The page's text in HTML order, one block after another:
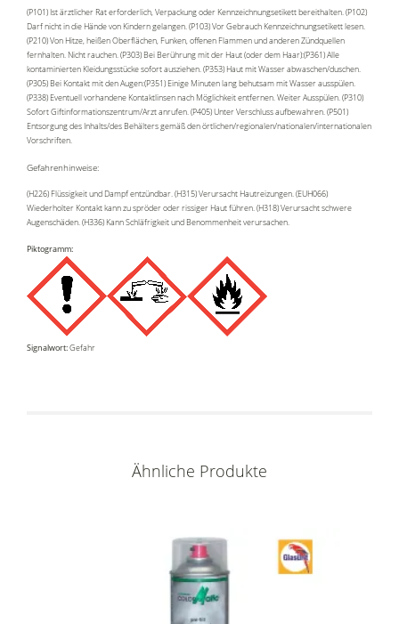
(P101) Ist ärztlicher Rat erforderlich, Verpackung oder Kennzeichnungsetikett bereithalten. (P102)
Darf nicht in die Hände von Kindern gelangen. (P103) Vor Gebrauch Kennzeichnungsetikett lesen.
(P210) Von Hitze, heißen Oberflächen, Funken, offenen Flammen und anderen Zündquellen
fernhalten. Nicht rauchen. (P303) Bei Berührung mit der Haut (oder dem Haar):(P361) Alle
kontaminierten Kleidungsstücke sofort ausziehen. (P353) Haut mit Wasser abwaschen/duschen.
(P305) Bei Kontakt mit den Augen:(P351) Einige Minuten lang behutsam mit Wasser ausspülen.
(P338) Eventuell vorhandene Kontaktlinsen nach Möglichkeit entfernen. Weiter Ausspülen. (P310)
Sofort Giftinformationszentrum/Arzt anrufen. (P405) Unter Verschluss aufbewahren. (P501)
Entsorgung des Inhalts/des Behälters gemäß den örtlichen/regionalen/nationalen/internationalen
Vorschriften.
Gefahrenhinweise:
(H226) Flüssigkeit und Dampf entzündbar. (H315) Verursacht Hautreizungen. (EUH066)
Wiederholter Kontakt kann zu spröder oder rissiger Haut führen. (H318) Verursacht schwere
Augenschäden. (H336) Kann Schläfrigkeit und Benommenheit verursachen.
Piktogramm:
Signalwort:Gefahr
Ähnliche Produkte